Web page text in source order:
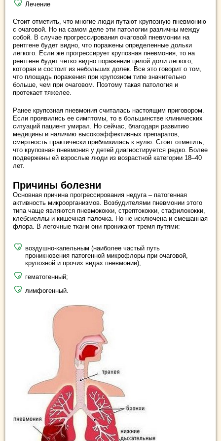
Лечение
Стоит отметить, что многие люди путают крупозную пневмонию
с очаговой. Но на самом деле эти патологии различны между
собой. В случае прогрессирования очаговой пневмонии на
рентгене будет видно, что поражены определенные дольки
легкого. Если же прогрессирует крупозная пневмония, то на
рентгене будет четко видно поражение целой доли легкого,
которая и состоит из небольших долек. Все это говорит о том,
что площадь поражения при крупозном типе значительно
больше, чем при очаговом. Поэтому такая патология и
протекает тяжелее.
Ранее крупозная пневмония считалась настоящим приговором.
Если проявились ее симптомы, то в большинстве клинических
ситуаций пациент умирал. Но сейчас, благодаря развитию
медицины и наличию высокоэффективных препаратов,
смертность практически приблизилась к нулю. Стоит отметить,
что крупозная пневмония у детей диагностируется редко. Более
подвержены ей взрослые люди из возрастной категории 18–40
лет.
Причины болезни
Основная причина прогрессирования недуга – патогенная
активность микроорганизмов. Возбудителями пневмонии этого
типа чаще являются пневмококки, стрептококки, стафилококки,
клебсиеллы и кишечная палочка. Но не исключена и смешанная
флора. В легочные ткани они проникают тремя путями:
воздушно-капельным (наиболее частый путь
проникновения патогенной микрофлоры при очаговой,
крупозной и прочих видах пневмонии);
гематогенный;
лимфогенный.